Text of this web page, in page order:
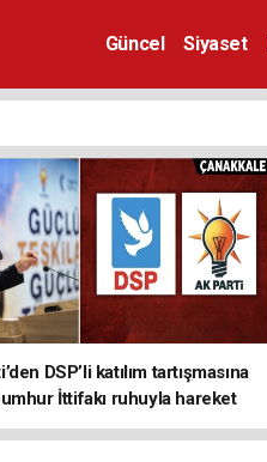
Güncel Siyaset
DSP’li katılım tartışmasına
İttifakı ruhuyla hareket